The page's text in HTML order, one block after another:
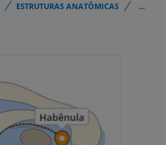
ESTRUTURAS ANATÔMICAS
...